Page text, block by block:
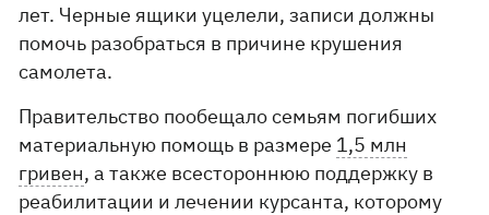
лет. Черные ящики уцелели, записи должны
помочь разобраться в причине крушения
самолета.
Правительство пообещало семьям погибших
материальную помощь в размере 1,5 млн
гривен, а также всестороннюю поддержку в
реабилитации и лечении курсанта, которому